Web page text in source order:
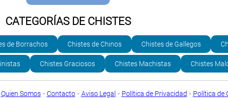
CATEGORÍAS DE CHISTES
de Borrachos Chistes de Chinos Chistes de Gallegos
Chistes Graciosos Chistes Machistas Chistes
Quien Somos- Contacto- Aviso Legal - Política de Privacidad - Política de